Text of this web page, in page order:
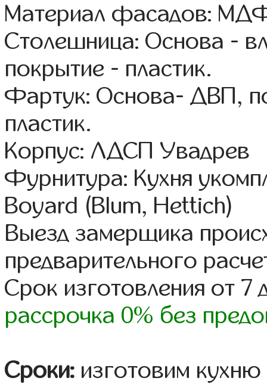
Материал фасадов:
Столешница: Основа -
покрытие - пластик.
Фартук: Основа- ДВП,
пластик.
Корпус: ЛДСП Увадрев
Фурнитура: Кухня
Boyard (Blum, Hettich)
Выезд замерщика
предварительного
Срок изготовления от 7
рассрочка 0% без
Сроки: изготовим